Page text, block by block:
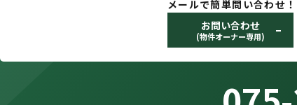
メールで簡単問い合わせ！
お問い合わせ
(物件オーナー専用)